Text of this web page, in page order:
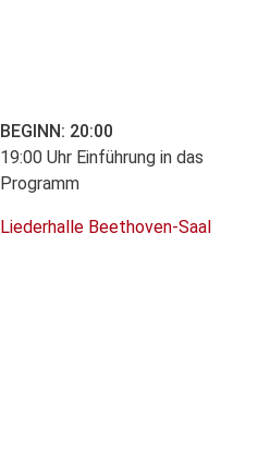
BEGINN: 20:00
19:00 Uhr Einführung in das
Programm
Liederhalle Beethoven-Saal